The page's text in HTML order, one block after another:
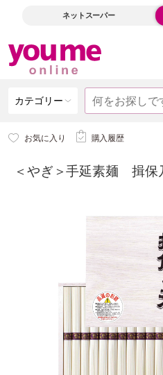
ネットスーパー
カテゴリー
お気に入り 購入履歴
＜やぎ＞手延素麺 揖